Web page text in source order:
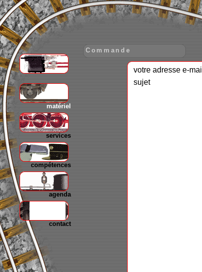
matériel
services
compétences
agenda
contact
Commande
votre adresse e-mail
sujet